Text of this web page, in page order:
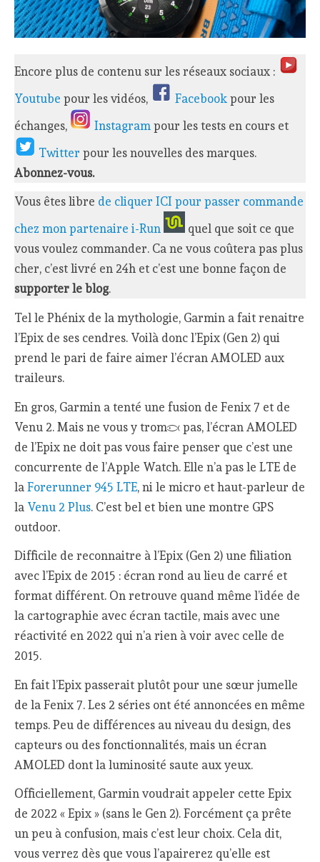
Encore plus de contenu sur les réseaux sociaux :
Youtube pour les vidéos, Facebookpour les
échanges,
Instagrampour les tests en cours et
Twitterpour les nouvelles des marques.
Abonnez-vous.
Vous êtes libre de cliquer ICI pour passer commande
chez mon partenaire i-Run
quel que soit ce que
vous voulez commander. Ca ne vous coûtera pas plus
cher, c’est livré en 24h et c’est une bonne façon de
supporter le blog.
Tel le Phénix de la mythologie, Garmin a fait renaitre
l’Epix de ses cendres. Voilà donc l’Epix (Gen 2) qui
prend le pari de faire aimer l’écran AMOLED aux
traileurs.
En gros, Garmin a tenté une fusion de Fenix 7 et de
Venu 2. Mais ne vous y trompez pas, l’écran AMOLED
de l’Epix ne doit pas vous faire penser que c’est une
concurrente de l’Apple Watch. Elle n’a pas le LTE de
laForerunner 945 LTE, ni le micro et haut-parleur de
la Venu 2 Plus. C’est bel et bien une montre GPS
outdoor.
Difficile de reconnaitre à l’Epix (Gen 2) une filiation
avec l’Epix de 2015 : écran rond au lieu de carré et
format différent. On retrouve quand même l’idée de
la cartographie avec écran tactile, mais avec une
réactivité en 2022 qui n’a rien à voir avec celle de
2015.
En fait l’Epix passerait plutôt pour une sœur jumelle
de la Fenix 7. Les 2 séries ont été annoncées en même
temps. Peu de différences au niveau du design, des
capteurs ou des fonctionnalités, mais un écran
AMOLED dont la luminosité saute aux yeux.
Officiellement, Garmin voudrait appeler cette Epix
de 2022 « Epix » (sans le Gen 2). Forcément ça prête
un peu à confusion, mais c’est leur choix. Cela dit,
vous verrez dès que vous l’apairerez qu’elle est